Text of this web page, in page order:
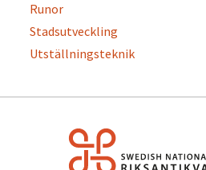
Runor
Stadsutveckling
Utställningsteknik